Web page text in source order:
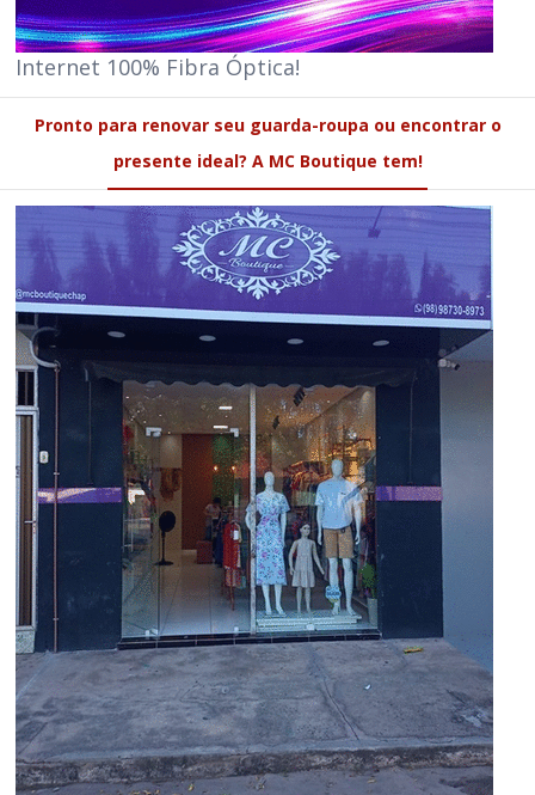
Internet 100% Fibra Óptica!
Pronto para renovar seu guarda-roupa ou encontrar o
presente ideal? A MC Boutique tem!